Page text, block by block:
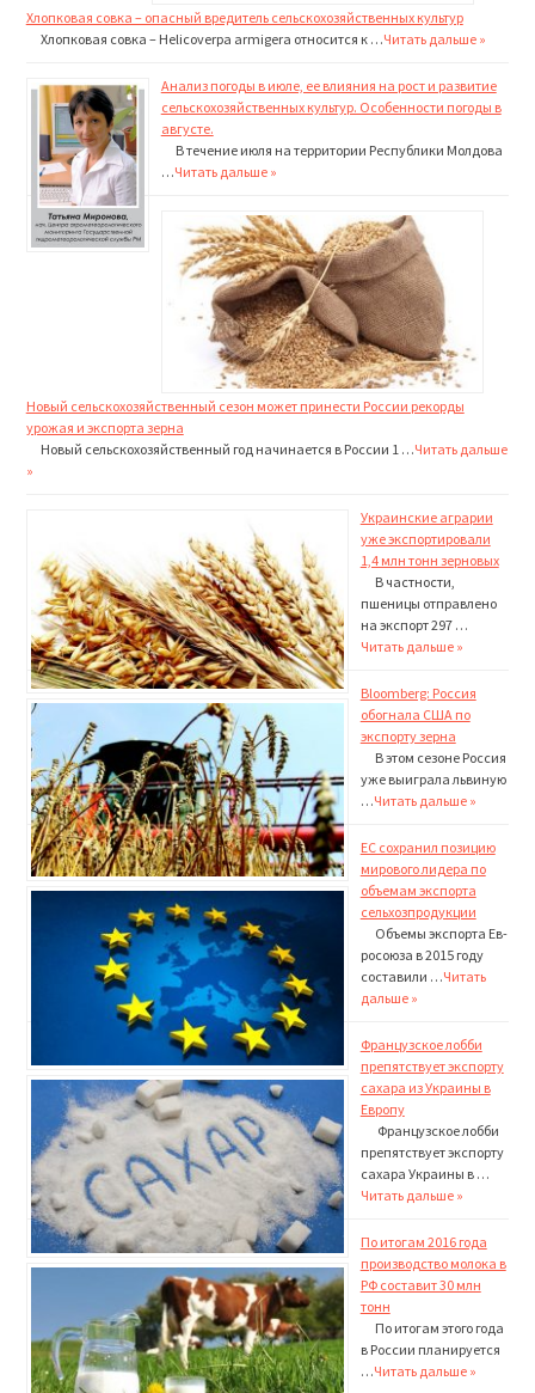
Хлопковая совка – опасный вредитель сельскохозяйственных культур
Хлопковая совка – Helicoverpa armigera относится к …Читать дальше »
Анализ погоды в июле, ее влияния на рост и развитие
сельскохозяйственных культур. Особенности погоды в
августе.
В течение июля на территории Республики Молдова
…Читать дальше »
Новый сельскохозяйственный сезон может принести России рекорды
урожая и экспорта зерна
Новый сельскохозяйственный год начинается в России 1 …Читать дальше
»
Украинские аграрии
уже экспортировали
1,4 млн тонн зерновых
В частности,
пшеницы отправлено
на экспорт 297 …
Читать дальше »
Bloomberg: Россия
обогнала США по
экспорту зерна
В этом сезоне Россия
уже выиграла львиную
…Читать дальше »
ЕС сохранил позицию
мирового лидера по
объемам экспорта
сельхозпродукции
Объемы экспорта Ев­
росоюза в 2015 году
составили …Читать
дальше »
Французское лобби
препятствует экспорту
сахара из Украины в
Европу
Французское лобби
препятствует экспорту
сахара Украины в …
Читать дальше »
По итогам 2016 года
производство молока в
РФ составит 30 млн
тонн
По итогам этого года
в России планируется
…Читать дальше »